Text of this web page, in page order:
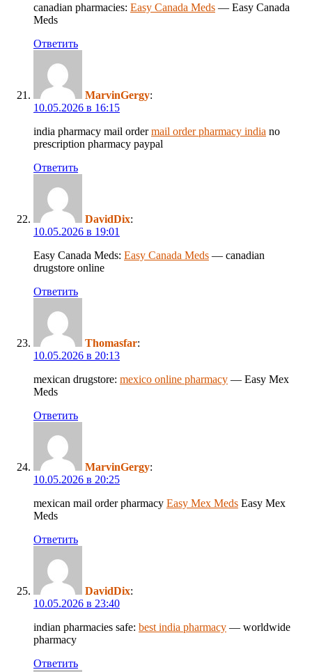
canadian pharmacies: Easy Canada Meds — Easy Canada
Meds
Ответить
MarvinGergy:
10.05.2026 в 16:15
india pharmacy mail ordermail order pharmacy india no
prescription pharmacy paypal
Ответить
DavidDix:
10.05.2026 в 19:01
Easy Canada Meds: Easy Canada Meds — canadian
drugstore online
Ответить
Thomasfar:
10.05.2026 в 20:13
mexican drugstore: mexico online pharmacy — Easy Mex
Meds
Ответить
MarvinGergy:
10.05.2026 в 20:25
mexican mail order pharmacy Easy Mex Meds Easy Mex
Meds
Ответить
DavidDix:
10.05.2026 в 23:40
indian pharmacies safe: best india pharmacy — worldwide
pharmacy
Ответить